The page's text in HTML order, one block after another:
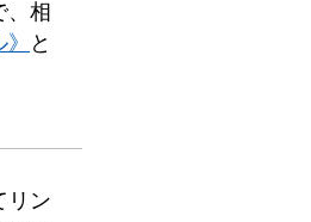
、相
と
リン